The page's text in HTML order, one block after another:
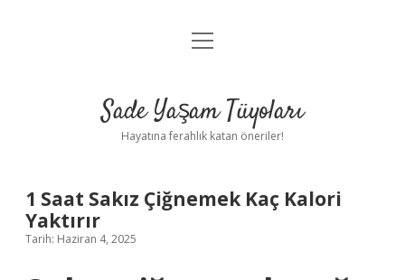
Anasayfa
Yasal Uyarı
menüyü
Sade Yaşam Tüyoları
Hayatına ferahlık katan öneriler!
1 Saat Sakız Çiğnemek Kaç Kalori
Yaktırır
Tarih: Haziran 4, 2025